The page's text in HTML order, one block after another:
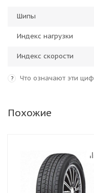
Шипы
Индекс нагрузки
Индекс скорости
? Что означают эти
Похожие